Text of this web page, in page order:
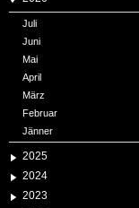
Juli
Juni
Mai
April
März
Februar
Jänner
2025
2024
2023